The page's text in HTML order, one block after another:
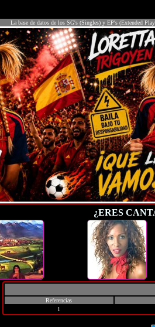
La base de datos de los SG's (Singles) y EP's (Extended
¿ERES
Referencias
1